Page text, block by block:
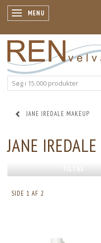
SKIFTE NAVIGATION
MENU
JANE IREDALE MAKEUP
JANE
FILTRE
SIDE 1 AF 2